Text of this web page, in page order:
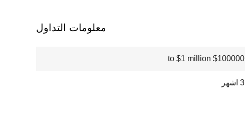
معلومات التداول
$100000 to $1 million
3 اشهر